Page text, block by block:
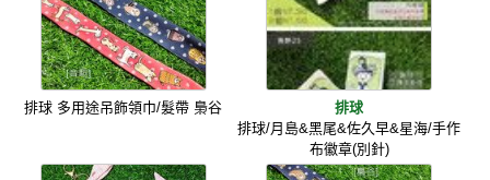
排球 多用途吊飾領巾/髮帶 梟谷
排球
排球/月島&黑尾&佐久早&星海/手作
布徽章(別針)